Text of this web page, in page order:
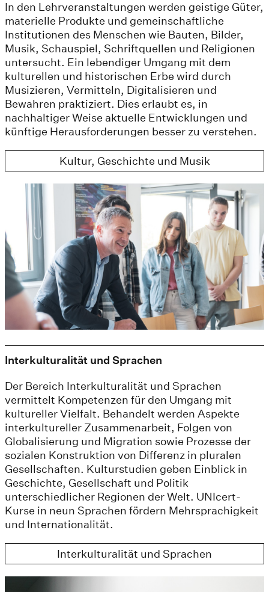
In den Lehrveranstaltungen werden geistige Güter,
materielle Produkte und gemeinschaftliche
Institutionen des Menschen wie Bauten, Bilder,
Musik, Schauspiel, Schriftquellen und Religionen
untersucht. Ein lebendiger Umgang mit dem
kulturellen und historischen Erbe wird durch
Musizieren, Vermitteln, Digitalisieren und
Bewahren praktiziert. Dies erlaubt es, in
nachhaltiger Weise aktuelle Entwicklungen und
künftige Herausforderungen besser zu verstehen.
Kultur, Geschichte und Musik
Interkulturalität und Sprachen
Der Bereich Interkulturalität und Sprachen
vermittelt Kompetenzen für den Umgang mit
kultureller Vielfalt. Behandelt werden Aspekte
interkultureller Zusammenarbeit, Folgen von
Globalisierung und Migration sowie Prozesse der
sozialen Konstruktion von Differenz in pluralen
Gesellschaften. Kulturstudien geben Einblick in
Geschichte, Gesellschaft und Politik
unterschiedlicher Regionen der Welt. UNIcert-
Kurse in neun Sprachen fördern Mehrsprachigkeit
und Internationalität.
Interkulturalität und Sprachen